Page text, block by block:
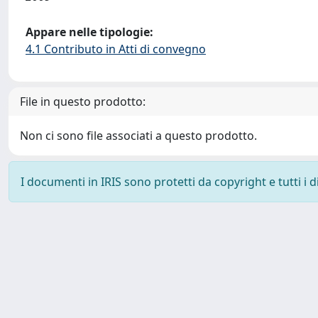
Appare nelle tipologie:
4.1 Contributo in Atti di convegno
File in questo prodotto:
Non ci sono file associati a questo prodotto.
I documenti in IRIS sono protetti da copyright e tutti i